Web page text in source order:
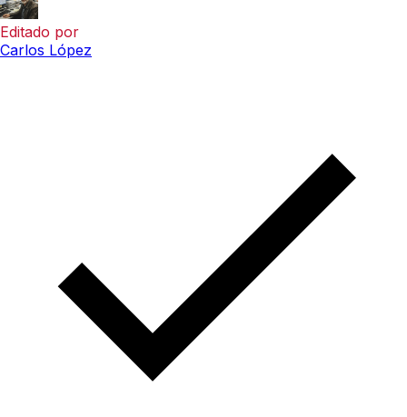
Editado por
Carlos López